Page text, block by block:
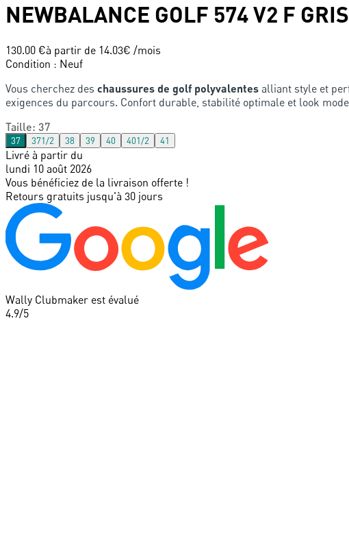
NEWBALANCE GOLF 574 V2 F
130.00 €à partir de 14.03€ /mois
Condition : Neuf
Vous cherchez des chaussures de golf polyvalentes alliant style et
exigences du parcours. Confort durable, stabilité optimale et look
Taille: 37
37 371/2 38 39 40 401/2 41
Livré à partir du
lundi 10 août 2026
Vous bénéficiez de la livraison offerte !
Retours gratuits jusqu'à 30 jours
Wally Clubmaker est évalué
4.9/5